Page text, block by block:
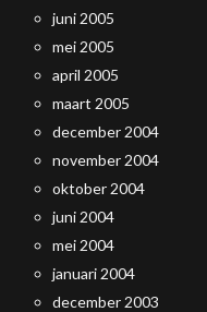
juni 2005
mei 2005
april 2005
maart 2005
december 2004
november 2004
oktober 2004
juni 2004
mei 2004
januari 2004
december 2003